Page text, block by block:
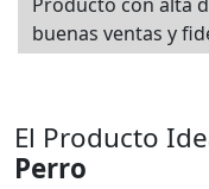
buenas ventas y
El Producto
Perro